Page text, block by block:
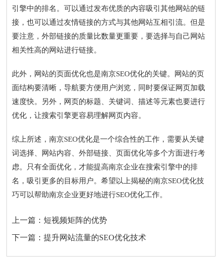
引擎中的排名。可以通过发布优质的内容吸引其他网站的链
接，也可以通过友情链接的方式与其他网站互相引流。但是
要注意，外部链接的质量比数量更重要，要选择与自己网站
相关性高的网站进行链接。
此外，网站的页面优化也是南京SEO优化的关键。网站的页
面结构要清晰，导航要方便用户浏览，同时要保证网页加载
速度快。另外，网页的标题、关键词、描述等元素也要进行
优化，让搜索引擎更容易理解网页内容。
综上所述，南京SEO优化是一个综合性的工作，需要从关键
词选择、网站内容、外部链接、页面优化等多个方面进行考
虑。只有全面优化，才能提高南京企业在搜索引擎中的排
名，吸引更多的目标用户。希望以上揭秘的南京SEO优化技
巧可以帮助南京企业更好地进行SEO优化工作。
上一篇：短视频矩阵的优势
下一篇：提升网站流量的SEO优化技术